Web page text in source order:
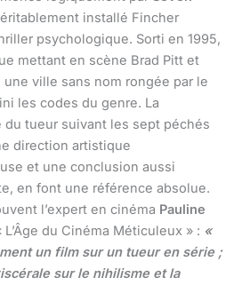
installé Fincher
psychologique. Sorti en 1995,
mettant en scène Brad Pitt et
une ville sans nom rongée par le
les codes du genre. La
du tueur suivant les sept péchés
direction artistique
et une conclusion aussi
en font une référence absolue.
l’expert en cinéma Pauline
du Cinéma Méticuleux » : «
un film sur un tueur en série ;
sur le nihilisme et la